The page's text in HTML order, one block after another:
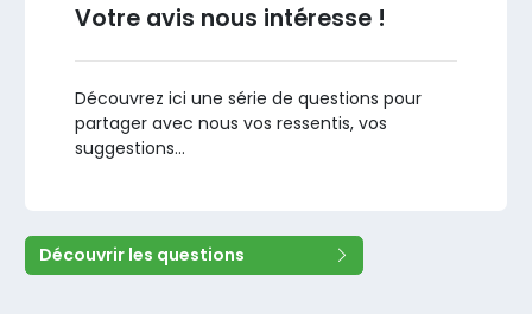
Votre avis nous intéresse !
Découvrez ici une série de questions pour
partager avec nous vos ressentis, vos
suggestions...
Découvrir les questions